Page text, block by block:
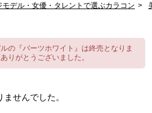
モデル・女優・タレントで選ぶカラコン >
の『パーツホワイト』は終売となりま
りがとうございました。
せんでした。